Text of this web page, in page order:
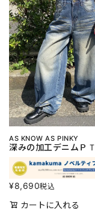
AS KNOW AS PINKY
深みの加工デニムＰＴ
¥8,690税込
カートに入れる